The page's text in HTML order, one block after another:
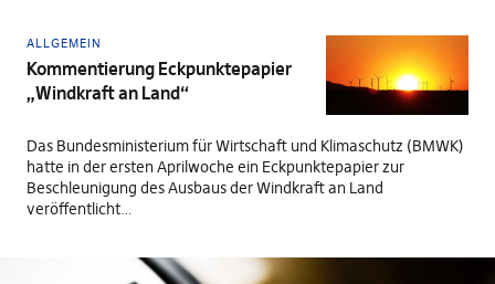
ALLGEMEIN
Kommentierung Eckpunktepapier
„Windkraft an Land“
Das Bundesministerium für Wirtschaft und Klimaschutz (BMWK)
hatte in der ersten Aprilwoche ein Eckpunktepapier zur
Beschleunigung des Ausbaus der Windkraft an Land
veröffentlicht…